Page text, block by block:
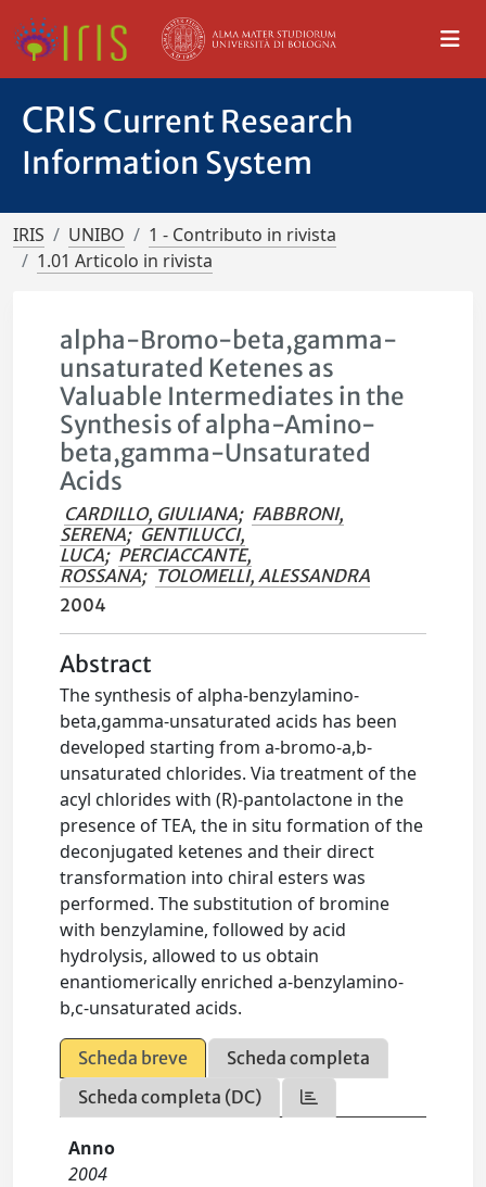
CRIS Current Research
Information System
IRIS UNIBO
1 - Contributo in rivista
1.01 Articolo in rivista
alpha-Bromo-beta,gamma-
unsaturated Ketenes as
Valuable Intermediates in the
Synthesis of alpha-Amino-
beta,gamma-Unsaturated
Acids
CARDILLO, GIULIANA; FABBRONI,
SERENA; GENTILUCCI,
LUCA; PERCIACCANTE,
ROSSANA; TOLOMELLI, ALESSANDRA
2004
Abstract
The synthesis of alpha-benzylamino-
beta,gamma-unsaturated acids has been
developed starting from a-bromo-a,b-
unsaturated chlorides. Via treatment of the
acyl chlorides with (R)-pantolactone in the
presence of TEA, the in situ formation of the
deconjugated ketenes and their direct
transformation into chiral esters was
performed. The substitution of bromine
with benzylamine, followed by acid
hydrolysis, allowed to us obtain
enantiomerically enriched a-benzylamino-
b,c-unsaturated acids.
Scheda breve
Scheda completa
Scheda completa (DC)
Anno
2004